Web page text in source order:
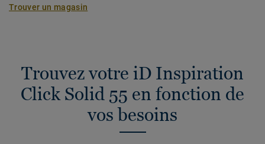
Trouver un magasin
Trouvez votre iD Inspiration
Click Solid 55 en fonction de
vos besoins